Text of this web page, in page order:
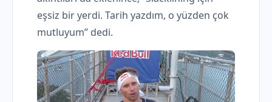
eşsiz bir yerdi. Tarih yazdım, o yüzden çok
mutluyum” dedi.